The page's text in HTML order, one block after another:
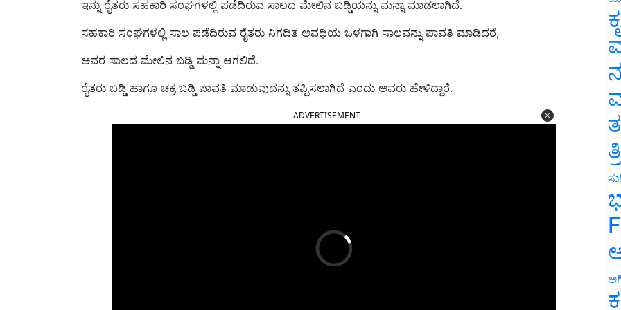
ಇನ್ನು ರೈತರು ಸಹಕಾರಿ ಸಂಘಗಳಲ್ಲಿ ಪಡೆದಿರುವ ಸಾಲದ ಮೇಲಿನ ಬಡ್ಡಿಯನ್ನು ಮನ್ನಾ ಮಾಡಲಾಗಿದೆ.
ಸಹಕಾರಿ ಸಂಘಗಳಲ್ಲಿ ಸಾಲ ಪಡೆದಿರುವ ರೈತರು ನಿಗದಿತ ಅವಧಿಯ ಒಳಗಾಗಿ ಸಾಲವನ್ನು ಪಾವತಿ ಮಾಡಿದರೆ,
ಅವರ ಸಾಲದ ಮೇಲಿನ ಬಡ್ಡಿ ಮನ್ನಾ ಆಗಲಿದೆ.
ರೈತರು ಬಡ್ಡಿ ಹಾಗೂ ಚಕ್ರ ಬಡ್ಡಿ ಪಾವತಿ ಮಾಡುವುದನ್ನು ತಪ್ಪಿಸಲಾಗಿದೆ ಎಂದು ಅವರು ಹೇಳಿದ್ದಾರೆ.
ADVERTISEMENT